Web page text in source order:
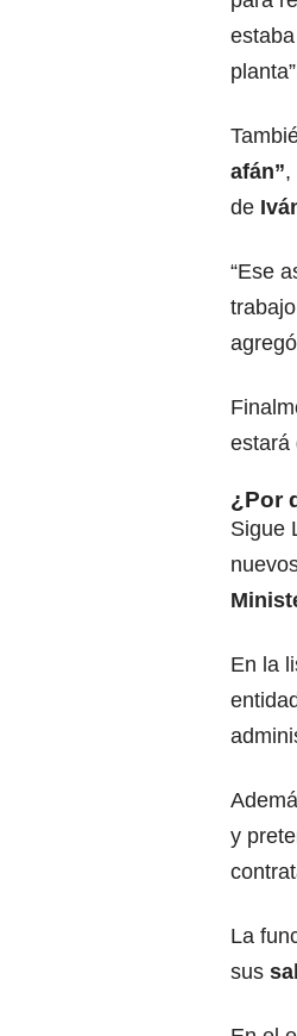
afán”,
de
“Ese
estará
¿Por
Sigue
En la
y
La
sus